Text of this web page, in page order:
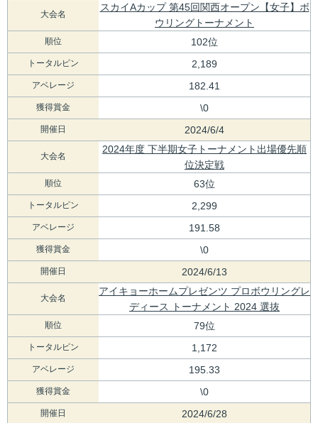
大会名
スカイAカップ 第45回関西オープン【女子】ボ
ウリングトーナメント
順位 102位
トータルピン 2,189
アベレージ 182.41
獲得賞金 \0
開催日 2024/6/4
大会名
2024年度 下半期女子トーナメント出場優先順
位決定戦
順位 63位
トータルピン 2,299
アベレージ 191.58
獲得賞金 \0
開催日 2024/6/13
大会名
アイキョーホームプレゼンツ プロボウリングレ
ディース トーナメント 2024 選抜
順位 79位
トータルピン 1,172
アベレージ 195.33
獲得賞金 \0
開催日 2024/6/28